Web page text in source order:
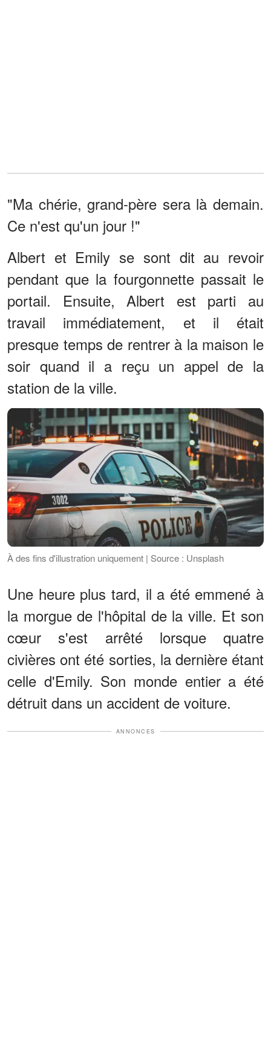
"Ma chérie, grand-père sera là demain.
Ce n'est qu'un jour !"
Albert et Emily se sont dit au revoir
pendant que la fourgonnette passait le
portail. Ensuite, Albert est parti au
travail immédiatement, et il était
presque temps de rentrer à la maison le
soir quand il a reçu un appel de la
station de la ville.
À des fins d'illustration uniquement | Source : Unsplash
Une heure plus tard, il a été emmené à
la morgue de l'hôpital de la ville. Et son
cœur s'est arrêté lorsque quatre
civières ont été sorties, la dernière étant
celle d'Emily. Son monde entier a été
détruit dans un accident de voiture.
ANNONCES